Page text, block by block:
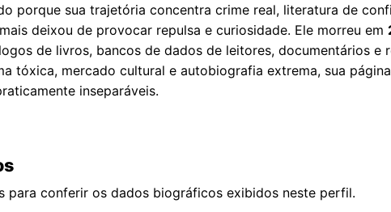
porque sua trajetória concentra crime real, literatura de
deixou de provocar repulsa e curiosidade. Ele morreu em
de livros, bancos de dados de leitores, documentários e
tóxica, mercado cultural e autobiografia extrema, sua
inseparáveis.
para conferir os dados biográficos exibidos neste perfil.